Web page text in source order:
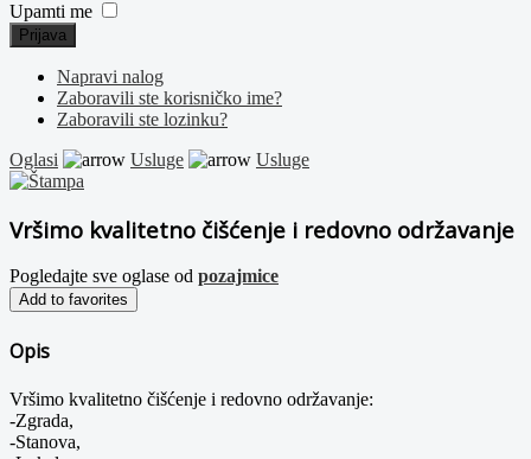
Upamti me
Prijava
Napravi nalog
Zaboravili ste korisničko ime?
Zaboravili ste lozinku?
Oglasi
Usluge Usluge
Vršimo kvalitetno čišćenje i redovno održavanje
Pogledajte sve oglase od pozajmice
Add to favorites
Opis
Vršimo kvalitetno čišćenje i redovno održavanje:
-Zgrada,
-Stanova,